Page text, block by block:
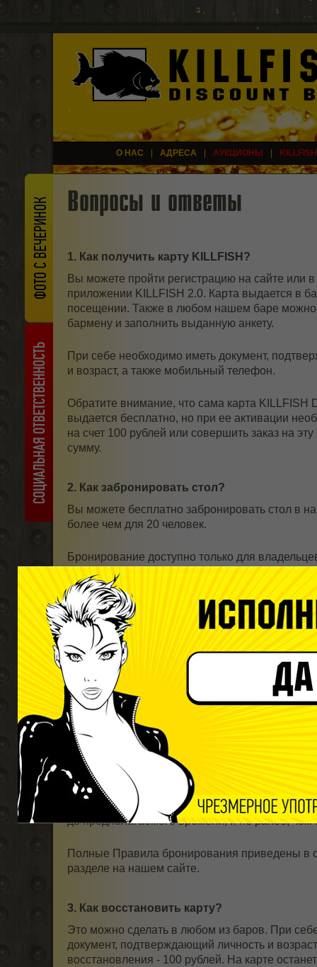
О НАС АДРЕСА АУКЦИОНЫ
Вопросы и ответы
1. Как получить карту KILLFISH?
Вы можете пройти регистрацию на сайте или
приложении KILLFISH 2.0. Карта выдается в
посещении. Также в любом нашем баре можно
бармену и заполнить выданную анкету.
При себе необходимо иметь документ,
и возраст, а также мобильный телефон.
Обратите внимание, что сама карта KILLFISH
выдается бесплатно, но при ее активации
на счет 100 рублей или совершить заказ на
сумму.
2. Как забронировать стол?
Вы можете бесплатно забронировать стол в
более чем для 20 человек.
Бронирование доступно только для
нашем сайте изЛичного кабинетаили в
Сумма депозита при бронировании
одного человека, ее необходимо иметь на
KILLFISH. Указанные средства списываются
бронирования и возвращаются обратно на
назначенного времени брони.
При внесении депозита на сумму от 5 000
автоматически получите 1 000 рублей
В случае, если Вы не пришли, бронь со столов
минут после заявленного времени.
Бронирование возможно не позднее, чем за 2
позднее, чем за 4 часа в пятницу, выходные и
до предполагаемого времени, и не ранее, чем
Полные Правила бронирования приведены в
разделе на нашем сайте.
3. Как восстановить карту?
Это можно сделать в любом из баров. При
документ, подтверждающий личность и
восстановления - 100 рублей. На карте